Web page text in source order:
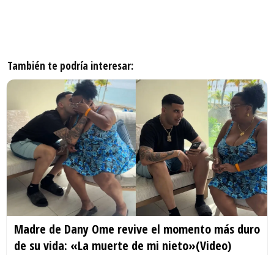
También te podría interesar:
Madre de Dany Ome revive el momento más duro
de su vida: «La muerte de mi nieto»(Video)